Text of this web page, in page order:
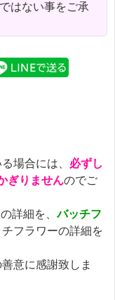
はない事をご承
場合には、 必ずし
ぎりませんのでご
詳細を、バッチフ
フラワーの詳細を
意に感謝致しま